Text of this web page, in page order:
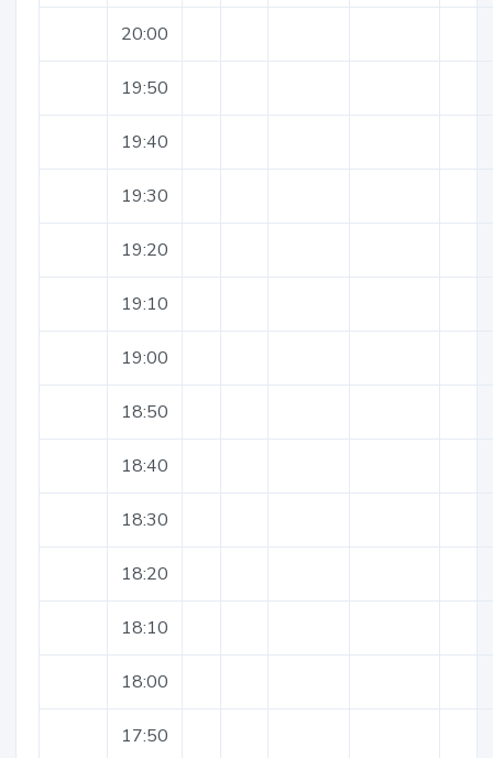
20:00
19:50
19:40
19:30
19:20
19:10
19:00
18:50
18:40
18:30
18:20
18:10
18:00
17:50